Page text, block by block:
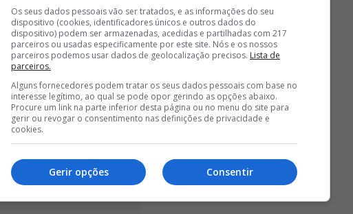
forma que sonhámos, especialmente nas
onde os resultados ficaram abaixo daquilo que
esperávamos. E talvez por isso essa
escreveu numa publicação partilhada no
Os seus dados pessoais vão ser tratados, e as informações do seu
dispositivo (cookies, identificadores únicos e outros dados do
dispositivo) podem ser armazenadas, acedidas e partilhadas com 217
parceiros ou usadas especificamente por este site. Nós e os nossos
parceiros podemos usar dados de geolocalização precisos. Lista de
parceiros.
Alguns fornecedores podem tratar os seus dados pessoais com base no
interesse legítimo, ao qual se pode opor gerindo as opções abaixo.
Procure um link na parte inferior desta página ou no menu do site para
gerir ou revogar o consentimento nas definições de privacidade e
cookies.
Consentir
Gerir opções